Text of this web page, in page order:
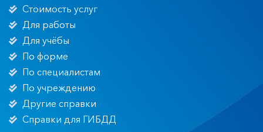
Стоимость услуг
Для работы
Для учёбы
По форме
По специалистам
По учреждению
Другие справки
Справки для ГИБДД